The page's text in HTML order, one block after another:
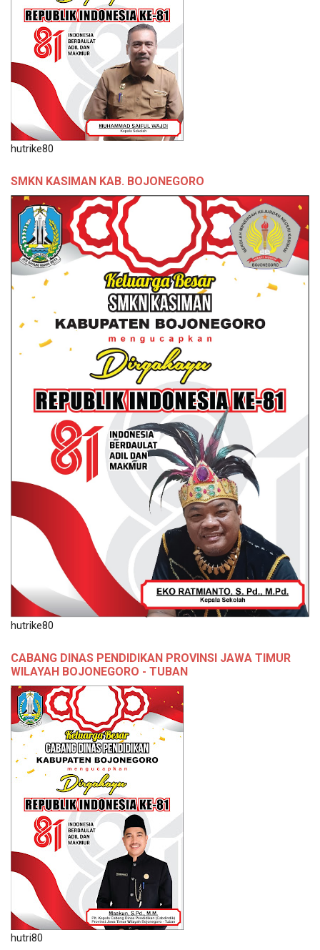
hutrike80
SMKN KASIMAN KAB. BOJONEGORO
hutrike80
CABANG DINAS PENDIDIKAN PROVINSI JAWA TIMUR
WILAYAH BOJONEGORO - TUBAN
hutri80